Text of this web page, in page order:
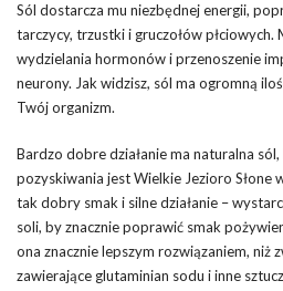
Sól dostarcza mu niezbędnej energii,
tarczycy, trzustki i gruczołów płciowych.
wydzielania hormonów i przenoszenie
neurony. Jak widzisz, sól ma ogromną
Twój organizm.
Bardzo dobre działanie ma naturalna
pozyskiwania jest Wielkie Jezioro Słone
tak dobry smak i silne działanie –
soli, by znacznie poprawić smak
ona znacznie lepszym rozwiązaniem, niż
zawierające glutaminian sodu i inne